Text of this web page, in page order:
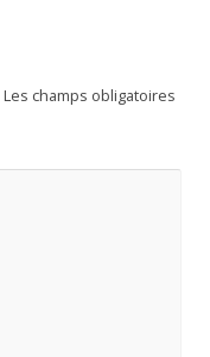
Les champs obligatoires